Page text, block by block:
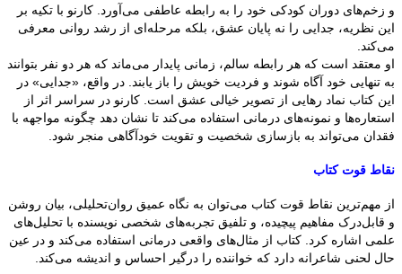
و زخم‌های دوران کودکی خود را به رابطه عاطفی می‌آورد. کارنو با تکیه بر
این نظریه، جدایی را نه پایان عشق، بلکه مرحله‌ای از رشد روانی معرفی
می‌کند.
او معتقد است که هر رابطه سالم، زمانی پایدار می‌ماند که هر دو نفر بتوانند
به تنهایی خود آگاه شوند و فردیت خویش را باز یابند. در واقع، «جدایی» در
این کتاب نماد رهایی از تصویر خیالی عشق است. کارنو در سراسر اثر از
استعاره‌ها و نمونه‌های درمانی استفاده می‌کند تا نشان دهد چگونه مواجهه با
فقدان می‌تواند به بازسازی شخصیت و تقویت خودآگاهی منجر شود.
نقاط قوت کتاب
از مهم‌ترین نقاط قوت کتاب می‌توان به نگاه عمیق روان‌تحلیلی، بیان روشن
و قابل‌درک مفاهیم پیچیده، و تلفیق تجربه‌های شخصی نویسنده با تحلیل‌های
علمی اشاره کرد. کتاب از مثال‌های واقعی درمانی استفاده می‌کند و در عین
حال لحنی شاعرانه دارد که خواننده را درگیر احساس و اندیشه می‌کند.